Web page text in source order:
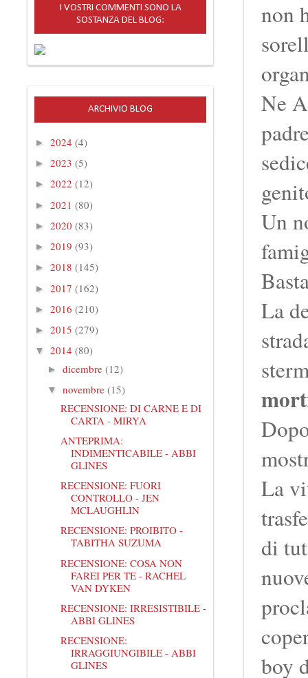
non
Ne
Un
La
La
di
boy
I VOSTRI COMMENTI SONO LA
SOSTANZA DEL BLOG:
ARCHIVIO BLOG
► 2024 (4)
► 2023 (5)
► 2022 (12)
► 2021 (80)
► 2020 (83)
► 2019 (93)
► 2018 (145)
► 2017 (162)
► 2016 (210)
► 2015 (279)
▼ 2014 (80)
► dicembre (12)
▼ novembre (15)
RECENSIONE: DI CARNE E DI
CARTA - MIRYA
ANTEPRIMA:
INDIMENTICABILE - ABBI
GLINES
RECENSIONE: FUORI
CONTROLLO - JEN
MCLAUGHLIN
RECENSIONE: PROIBITO -
TABITHA SUZUMA
RECENSIONE: COSA NON
FAREI PER TE - RACHEL
VAN DYKEN
RECENSIONE: IRRESISTIBILE -
ABBI GLINES
RECENSIONE:
IRRAGGIUNGIBILE - ABBI
GLINES